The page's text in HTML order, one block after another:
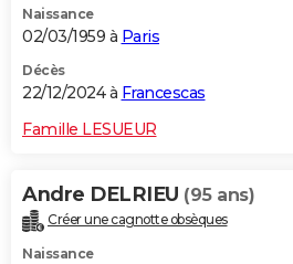
Naissance
02/03/1959 à Paris
Décès
22/12/2024 à Francescas
Famille LESUEUR
Andre DELRIEU (95 ans)
Créer une cagnotte obsèques
Naissance